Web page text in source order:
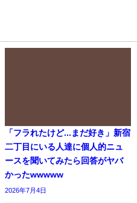
「フラれたけど...まだ好き」新宿
二丁目にいる人達に個人的ニュ
ースを聞いてみたら回答がヤバ
かったwwwww
2026年7月4日